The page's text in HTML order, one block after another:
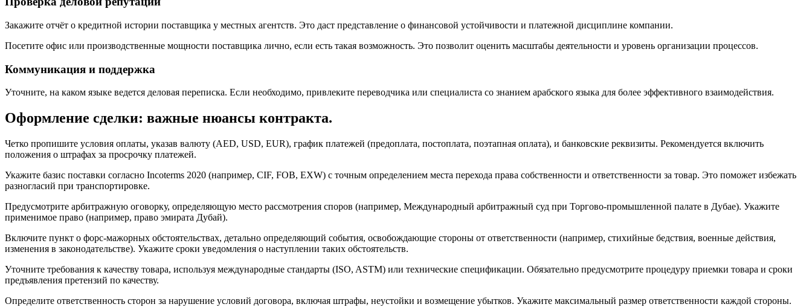
Закажите отчёт о кредитной истории поставщика у местных агентств. Это даст представление о финансовой устойчивости и платежной дисциплине компании.
Посетите офис или производственные мощности поставщика лично, если есть такая возможность. Это позволит оценить масштабы деятельности и уровень организации процессов.
Коммуникация и поддержка
Уточните, на каком языке ведется деловая переписка. Если необходимо, привлеките переводчика или специалиста со знанием арабского языка для более эффективного взаимодействия.
Оформление сделки: важные нюансы контракта.
Четко пропишите условия оплаты, указав валюту (AED, USD, EUR), график платежей (предоплата, постоплата, поэтапная оплата), и банковские реквизиты. Рекомендуется включить
положения о штрафах за просрочку платежей.
Укажите базис поставки согласно Incoterms 2020 (например, CIF, FOB, EXW) с точным определением места перехода права собственности и ответственности за товар. Это поможет избежать
разногласий при транспортировке.
Предусмотрите арбитражную оговорку, определяющую место рассмотрения споров (например, Международный арбитражный суд при Торгово-промышленной палате в Дубае). Укажите
применимое право (например, право эмирата Дубай).
Включите пункт о форс-мажорных обстоятельствах, детально определяющий события, освобождающие стороны от ответственности (например, стихийные бедствия, военные действия,
изменения в законодательстве). Укажите сроки уведомления о наступлении таких обстоятельств.
Уточните требования к качеству товара, используя международные стандарты (ISO, ASTM) или технические спецификации. Обязательно предусмотрите процедуру приемки товара и сроки
предъявления претензий по качеству.
Определите ответственность сторон за нарушение условий договора, включая штрафы, неустойки и возмещение убытков. Укажите максимальный размер ответственности каждой стороны.